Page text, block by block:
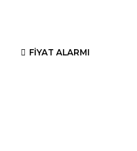
FİYAT ALARMI